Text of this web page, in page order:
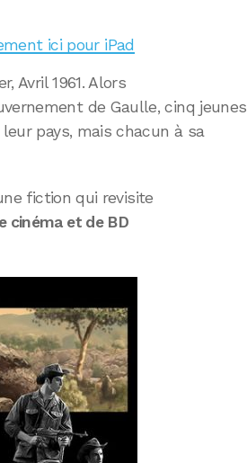
ici pour iPad
Avril 1961. Alors
de Gaulle, cinq jeunes
pays, mais chacun à sa
fiction qui revisite
cinéma et de BD